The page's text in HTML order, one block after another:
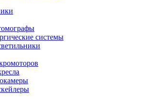
системы